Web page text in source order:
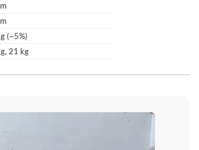
(~5%)
21 kg